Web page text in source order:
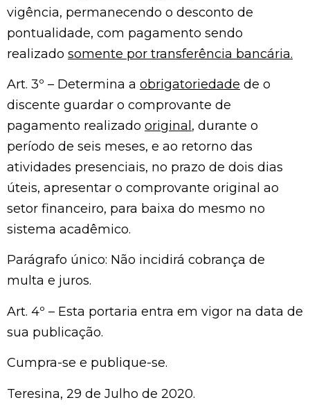
vigência, permanecendo o desconto de
pontualidade, com pagamento sendo
realizado somente por transferência bancária.
Art. 3º – Determina a obrigatoriedade de o
discente guardar o comprovante de
pagamento realizado original , durante o
período de seis meses, e ao retorno das
atividades presenciais, no prazo de dois dias
úteis, apresentar o comprovante original ao
setor financeiro, para baixa do mesmo no
sistema acadêmico.
Parágrafo único: Não incidirá cobrança de
multa e juros.
Art. 4º – Esta portaria entra em vigor na data de
sua publicação.
Cumpra-se e publique-se.
Teresina, 29 de Julho de 2020.